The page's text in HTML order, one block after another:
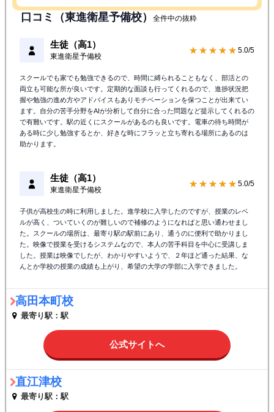
口コミ（東進衛星予備校） 全件中の抜粋
生徒（高1）
東進衛星予備校
★★★★★ 5.0/5
スクールでも家でも勉強できるので、時間に縛られることもなく、部活との
両立も可能な所が良いです。定期的な面談も行ってくれるので、進捗状況把
握や勉強の進め方やアドバイスもありモチベーションを保つことが出来てい
ます。自分の苦手分野をAIが分析して自分に合った問題など提示してくれるの
で有難いです。駅の近くにスクールがあるのも良いです。電車の待ち時間が
ある時に少し勉強するとか、好きな時にフラッと立ち寄れる場所にあるのは
助かります。
生徒（高1）
東進衛星予備校
★★★★★ 5.0/5
子供が高校生の時に利用しました。進学校に入学したのですが、授業のレベ
ルが高く、ついていくのが難しいので補修のようになればと思い通わせまし
た。スクールの場所は、最寄り駅の駅前にあり、通うのに便利で助かりまし
た。映像で授業を受けるシステムなので、本人の苦手科目を中心に受講しま
した。授業は映像でしたが、わかりやすいようで、２年ほど通った結果、な
んとか学校の授業の成績も上がり、希望の大学の学部に入学できました。
高田本町校
最寄り駅：駅
公式サイトへ
直江津校
最寄り駅：駅